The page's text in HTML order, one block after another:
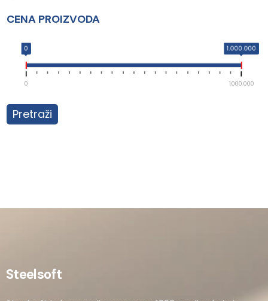
CENA PROIZVODA
0 1.000.000
0 1.000.000
Pretraži
Steelsoft